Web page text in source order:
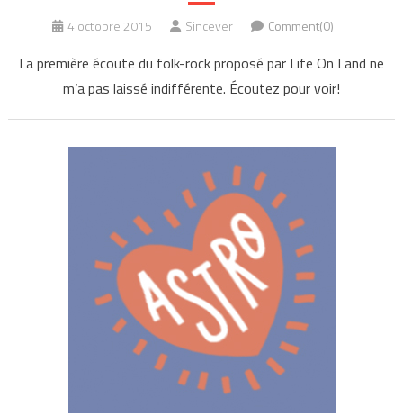
4 octobre 2015 Sincever Comment(0)
La première écoute du folk-rock proposé par Life On Land ne
m’a pas laissé indifférente. Écoutez pour voir!